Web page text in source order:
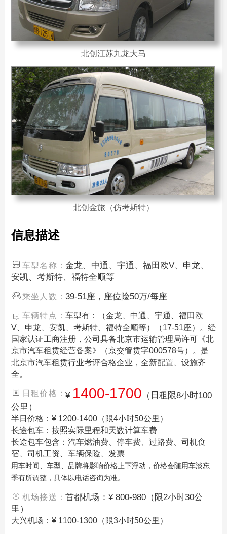
北创江苏九龙大马
北创金旅（仿考斯特）
信息描述
车型名称： 金龙、中通、宇通、福田欧V、申龙、
安凯、考斯特、福特全顺等
乘坐人数： 39-51座，座位险50万/每座
车辆特点： 车型有：（金龙、中通、宇通、福田欧
V、申龙、安凯、考斯特、福特全顺等）（17-51座）。经
国家认证工商注册，公司具备北京市运输管理局许可《北
京市汽车租赁经营备案》（京交管赁字000578号）。是
北京市汽车租赁行业考评合格企业，全新配置、设施齐
全。
日租价格： ¥ 1400-1700 （日租限8小时100
公里）
半日价格：¥ 1200-1400（限4小时50公里）
长途包车：按照实际里程和天数计算车费
长途包车包含：汽车燃油费、停车费、过路费、司机食
宿、司机工资、车辆保险、发票
用车时间、车型、品牌将影响价格上下浮动，价格会随用车淡忘
季有所调整，具体以电话咨询为准。
机场接送： 首都机场：¥ 800-980（限2小时30公
里）
大兴机场：¥ 1100-1300（限3小时50公里）